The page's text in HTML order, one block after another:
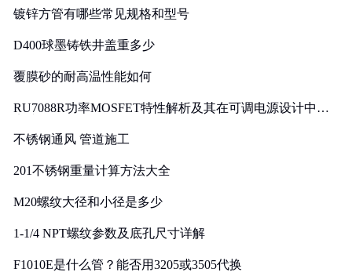
镀锌方管有哪些常见规格和型号
D400球墨铸铁井盖重多少
覆膜砂的耐高温性能如何
RU7088R功率MOSFET特性解析及其在可调电源设计中的
不锈钢通风 管道施工
201不锈钢重量计算方法大全
M20螺纹大径和小径是多少
1-1/4 NPT螺纹参数及底孔尺寸详解
F1010E是什么管？能否用3205或3505代换